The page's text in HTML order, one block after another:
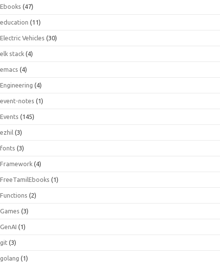
Ebooks (47)
education (11)
Electric Vehicles (30)
elk stack (4)
emacs (4)
Engineering (4)
event-notes (1)
Events (145)
ezhil (3)
fonts (3)
Framework (4)
FreeTamilEbooks (1)
Functions (2)
Games (3)
GenAI (1)
git (3)
golang (1)